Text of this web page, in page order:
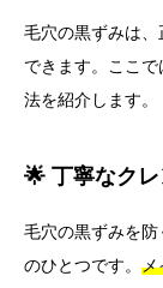
毛穴の黒ずみは
できます。ここ
法を紹介します。
🌟 丁寧なク
毛穴の黒ずみを
のひとつです。 メ